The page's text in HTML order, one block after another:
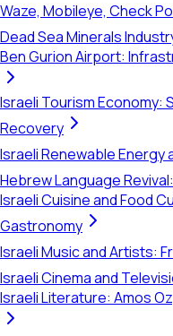
Waze, Mobileye, Check
Dead Sea Minerals
Ben Gurion Airport:
Israeli Tourism Economy:
Recovery
Israeli Renewable
Hebrew Language
Israeli Cuisine and Food
Gastronomy
Israeli Music and Artists:
Israeli Cinema and
Israeli Literature: Amos